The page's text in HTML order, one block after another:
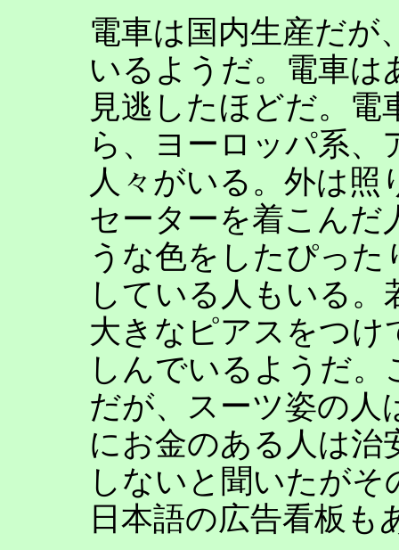
電車は国内生産だが
いるようだ。電車は
見逃したほどだ。
ら、ヨーロッパ系、
人々がいる。外は
セーターを着こんだ
うな色をしたぴっ
している人もいる
大きなピアスをつけ
しんでいるようだ
だが、スーツ姿の人
にお金のある人は治
しないと聞いたが
日本語の広告看板も